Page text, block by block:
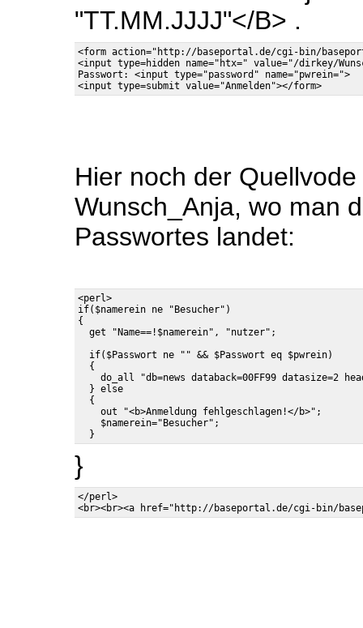
"TT.MM.JJJJ"</B> .
<form action="http://baseportal.de/cgi-bin/
<input type=hidden name="htx=" value="/dirkey/
Passwort: <input type="password" name="pwrein=">
Hier noch der
Wunsch_Anja, wo man
Passwortes landet:
<perl>
if($namerein ne "Besucher")
{
if($Passwort ne "" && $Passwort eq $pwrein)
{
do_all "db=news databack=00FF99 datasize=2
} else
{
out "<b>Anmeldung fehlgeschlagen!</b>";
$namerein="Besucher";
}
</perl>